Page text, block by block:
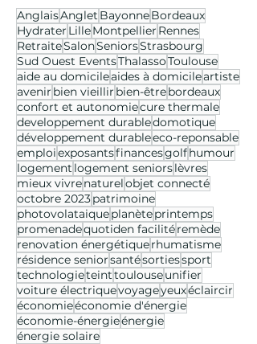
AnglaisAnglet BayonneBordeaux
Hydrater LilleMontpellier Rennes
RetraiteSalonSeniorsStrasbourg
Sud Ouest EventsThalassoToulouse
aide au domicileaides à domicileartiste
avenir bien vieillir bien-êtrebordeaux
confort et autonomiecure thermale
developpement durabledomotique
développement durableeco-reponsable
emploiexposantsfinancesgolfhumour
logement logement seniorslèvres
mieux vivrenaturelobjet connecté
octobre 2023patrimoine
photovolataiqueplanèteprintemps
promenadequotiden facilitéremède
renovation énergétiquerhumatisme
résidence seniorsantésortiessport
technologieteinttoulouseunifier
voiture électriquevoyageyeuxéclaircir
économieéconomie d'énergie
économie-énergieénergie
énergie solaire